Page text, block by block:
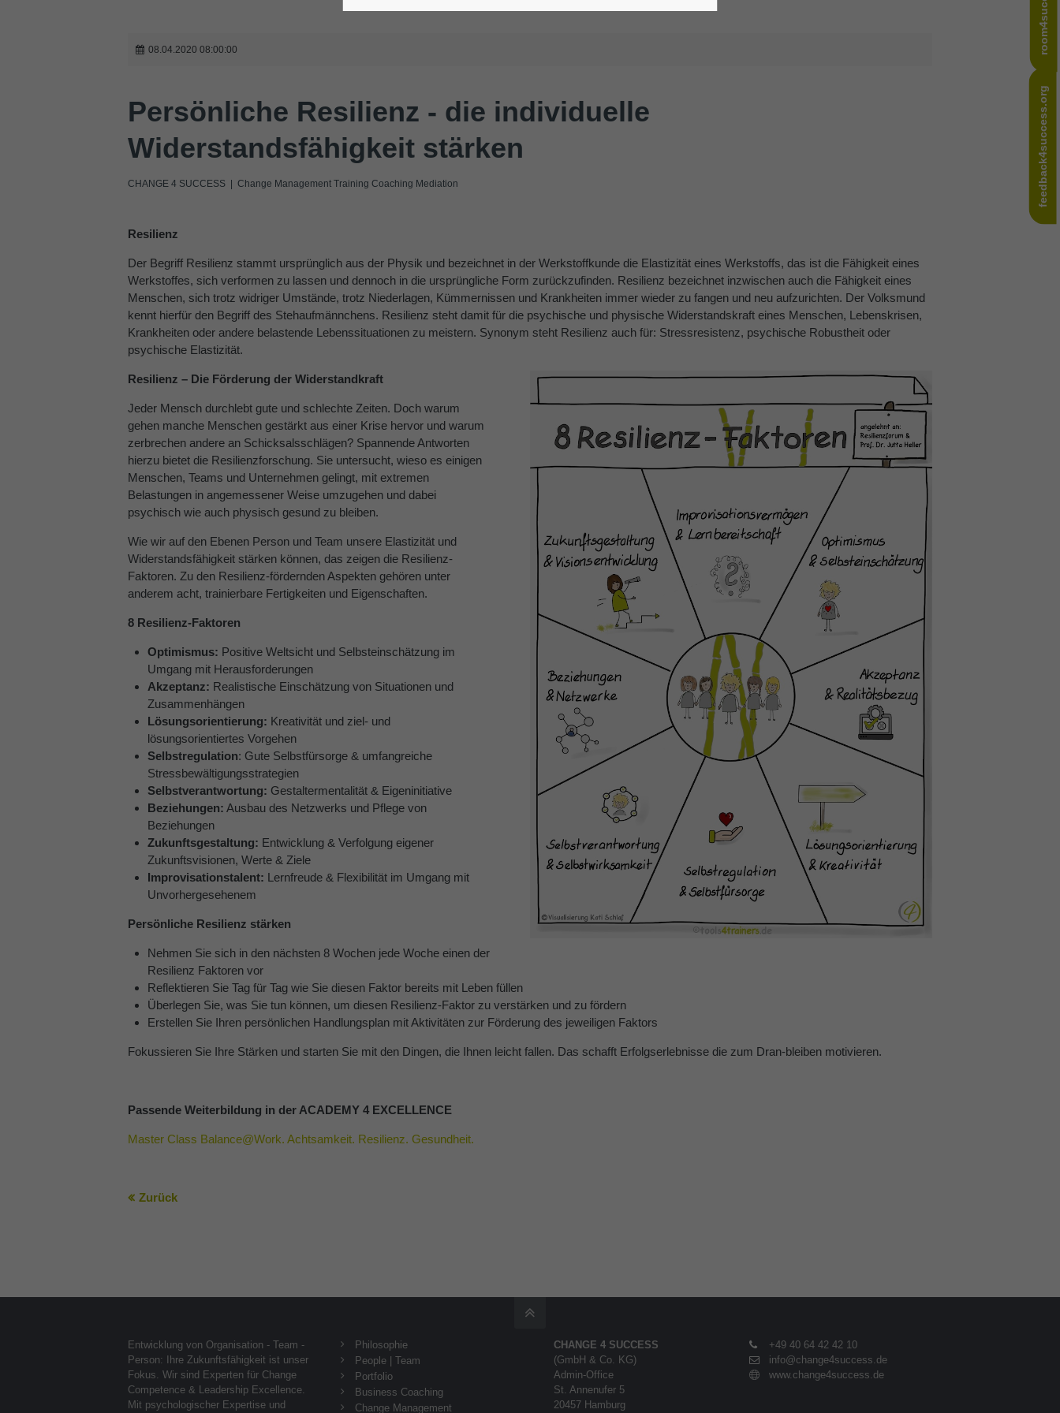
feedback4success.org
08.04.2020 08:00:00
Persönliche Resilienz - die individuelle
Widerstandsfähigkeit stärken
CHANGE 4 SUCCESS | Change Management Training Coaching Mediation
Resilienz
Der Begriff Resilienz stammt ursprünglich aus der Physik und bezeichnet in der Werkstoffkunde die Elastizität eines Werkstoffs, das ist die Fähigkeit eines
Werkstoffes, sich verformen zu lassen und dennoch in die ursprüngliche Form zurückzufinden. Resilienz bezeichnet inzwischen auch die Fähigkeit eines
Menschen, sich trotz widriger Umstände, trotz Niederlagen, Kümmernissen und Krankheiten immer wieder zu fangen und neu aufzurichten. Der Volksmund
kennt hierfür den Begriff des Stehaufmännchens. Resilienz steht damit für die psychische und physische Widerstandskraft eines Menschen, Lebenskrisen,
Krankheiten oder andere belastende Lebenssituationen zu meistern. Synonym steht Resilienz auch für: Stressresistenz, psychische Robustheit oder
psychische Elastizität.
Resilienz – Die Förderung der Widerstandkraft
Jeder Mensch durchlebt gute und schlechte Zeiten. Doch warum
gehen manche Menschen gestärkt aus einer Krise hervor und warum
zerbrechen andere an Schicksalsschlägen? Spannende Antworten
hierzu bietet die Resilienzforschung. Sie untersucht, wieso es einigen
Menschen, Teams und Unternehmen gelingt, mit extremen
Belastungen in angemessener Weise umzugehen und dabei
psychisch wie auch physisch gesund zu bleiben.
Wie wir auf den Ebenen Person und Team unsere Elastizität und
Widerstandsfähigkeit stärken können, das zeigen die Resilienz-
Faktoren. Zu den Resilienz-fördernden Aspekten gehören unter
anderem acht, trainierbare Fertigkeiten und Eigenschaften.
8 Resilienz-Faktoren
Optimismus: Positive Weltsicht und Selbsteinschätzung im
Umgang mit Herausforderungen
Akzeptanz: Realistische Einschätzung von Situationen und
Zusammenhängen
Lösungsorientierung: Kreativität und ziel- und
lösungsorientiertes Vorgehen
Selbstregulation: Gute Selbstfürsorge & umfangreiche
Stressbewältigungsstrategien
Selbstverantwortung: Gestaltermentalität & Eigeninitiative
Beziehungen: Ausbau des Netzwerks und Pflege von
Beziehungen
Zukunftsgestaltung: Entwicklung & Verfolgung eigener
Zukunftsvisionen, Werte & Ziele
Improvisationstalent: Lernfreude & Flexibilität im Umgang mit
Unvorhergesehenem
Persönliche Resilienz stärken
Nehmen Sie sich in den nächsten 8 Wochen jede Woche einen der
Resilienz Faktoren vor
Reflektieren Sie Tag für Tag wie Sie diesen Faktor bereits mit Leben füllen
Überlegen Sie, was Sie tun können, um diesen Resilienz-Faktor zu verstärken und zu fördern
Erstellen Sie Ihren persönlichen Handlungsplan mit Aktivitäten zur Förderung des jeweiligen Faktors
Fokussieren Sie Ihre Stärken und starten Sie mit den Dingen, die Ihnen leicht fallen. Das schafft Erfolgserlebnisse die zum Dran-bleiben motivieren.
Passende Weiterbildung in der ACADEMY 4 EXCELLENCE
Master Class Balance@Work. Achtsamkeit. Resilienz. Gesundheit.
Zurück
Entwicklung von Organisation - Team -
Person: Ihre Zukunftsfähigkeit ist unser
Fokus. Wir sind Experten für Change
Competence & Leadership Excellence.
Mit psychologischer Expertise und
Philosophie
People | Team
Portfolio
Business Coaching
Change Management
CHANGE 4 SUCCESS
(GmbH & Co. KG)
Admin-Office
St. Annenufer 5
20457 Hamburg
+49 40 64 42 42 10
info@change4success.de
www.change4success.de